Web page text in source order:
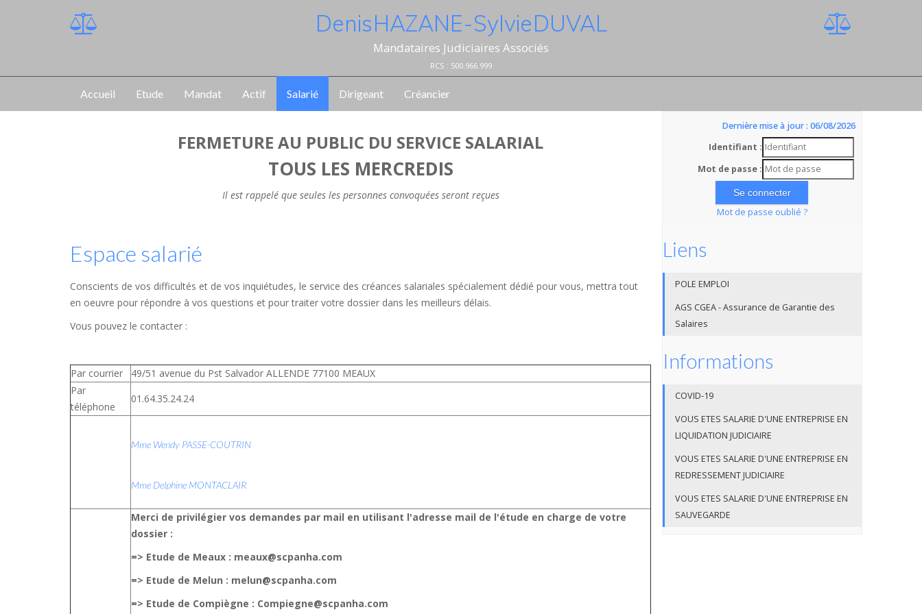
Denis HAZANE - Sylvie DUVAL
Mandataires Judiciaires Associés
RCS : 500.966.999
Accueil Etude Mandat Actif Salarié Dirigeant Créancier
FERMETURE AU PUBLIC DU SERVICE SALARIAL
TOUS LES MERCREDIS
Il est rappelé que seules les personnes convoquées seront reçues
Espace salarié
Conscients de vos difficultés et de vos inquiétudes, le service des créances salariales spécialement dédié pour vous, mettra tout
en oeuvre pour répondre à vos questions et pour traiter votre dossier dans les meilleurs délais.
Vous pouvez le contacter :
Par courrier
49/51 avenue du Pst Salvador ALLENDE 77100 MEAUX
Par
téléphone
01.64.35.24.24
Mme Wendy PASSE-COUTRIN
Mme Delphine MONTACLAIR
Merci de privilégier vos demandes par mail en utilisant l'adresse mail de l'étude en charge de votre
dossier :
=> Etude de Meaux : meaux@scpanha.com
=> Etude de Melun : melun@scpanha.com
=> Etude de Compiègne : Compiegne@scpanha.com
Dernière mise à jour : 06/08/2026
Identifiant :
Mot de passe :
Mot de passe oublié ?
Liens
POLE EMPLOI
AGS CGEA - Assurance de Garantie des
Salaires
Informations
COVID-19
VOUS ETES SALARIE D'UNE ENTREPRISE EN
LIQUIDATION JUDICIAIRE
VOUS ETES SALARIE D'UNE ENTREPRISE EN
REDRESSEMENT JUDICIAIRE
VOUS ETES SALARIE D'UNE ENTREPRISE EN
SAUVEGARDE